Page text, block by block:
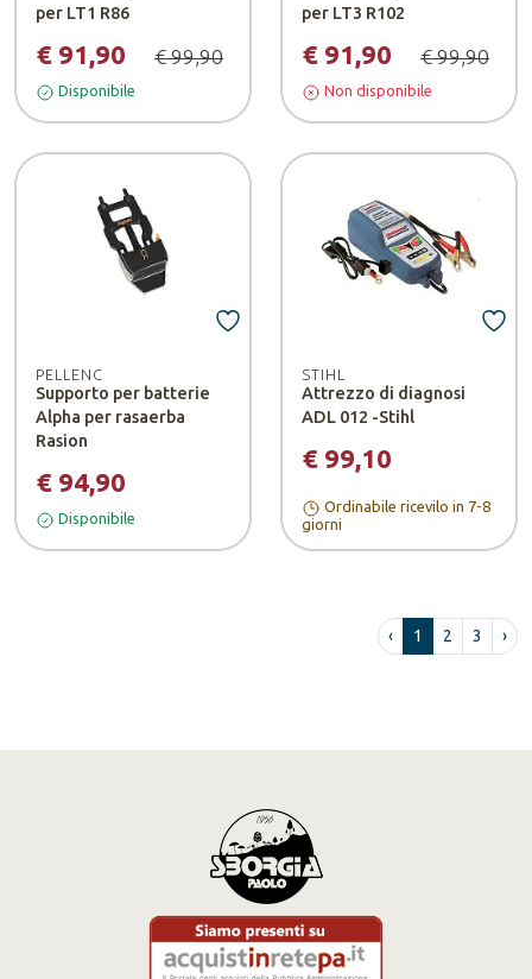
per LT1 R86
€ 91,90 € 99,90
Disponibile
per LT3 R102
€ 91,90 € 99,90
Non disponibile
PELLENC
Supporto per batterie
Alpha per rasaerba
Rasion
€ 94,90
Disponibile
STIHL
Attrezzo di diagnosi
ADL 012 -Stihl
€ 99,10
Ordinabile ricevilo in 7-8
giorni
‹ 1 2 3 ›